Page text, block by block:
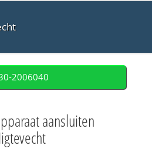
2006040
aansluiten